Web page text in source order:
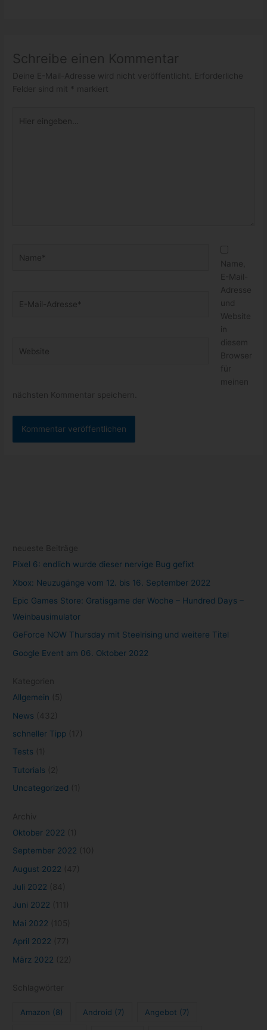
Schreibe einen Kommentar
Deine E-Mail-Adresse wird nicht veröffentlicht.
Erforderliche
Felder sind mit
* markiert
eingeben…
Mail-
Name,
E-Mail-
Adresse
und
Website
in
diesem
Browser
für
meinen
nächsten Kommentar speichern.
Pixel 6: endlich wurde dieser nervige Bug gefixt
Xbox: Neuzugänge vom 12. bis 16. September 2022
Epic Games Store: Gratisgame der Woche – Hundred Days –
Weinbausimulator
GeForce NOW Thursday mit Steelrising und weitere Titel
Google Event am 06. Oktober 2022
Allgemein
News
schneller Tipp
Tests
Tutorials
Uncategorized
Oktober 2022
September 2022
August 2022
Juli 2022
Juni 2022
Mai 2022
April 2022
März 2022
Amazon (8) Android (7) Angebot (7)